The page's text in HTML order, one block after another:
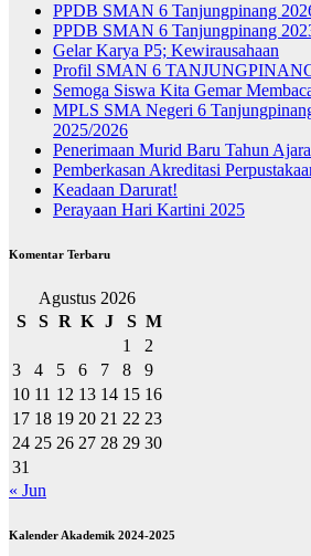
PPDB SMAN 6 Tanjungpinang
PPDB SMAN 6 Tanjungpinang
Gelar Karya P5; Kewirausahaan
Profil SMAN 6
Semoga Siswa Kita Gemar
MPLS SMA Negeri 6
2025/2026
Penerimaan Murid Baru Tahun
Pemberkasan Akreditasi
Keadaan Darurat!
Perayaan Hari Kartini 2025
Komentar Terbaru
Agustus 2026
S
S R K J S M
1
2
3
4 5 6 7 8
9
10 11 12 13 14 15 16
17 18 19 20 21 22 23
24 25 26 27 28 29 30
31
« Jun
Kalender Akademik 2024-2025